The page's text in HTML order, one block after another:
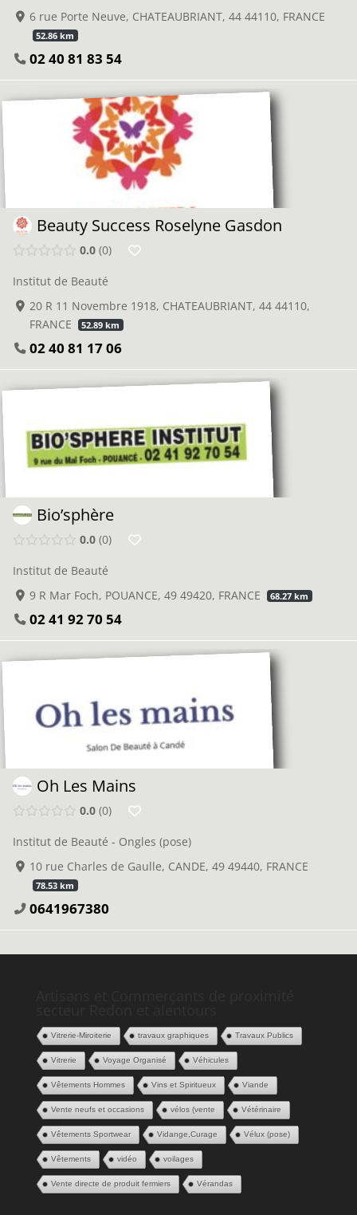
6 rue Porte Neuve, CHATEAUBRIANT, 44 44110, FRANCE
52.86 km
02 40 81 83 54
Beauty Success Roselyne Gasdon
0.0 0
Institut de Beauté
20 R 11 Novembre 1918, CHATEAUBRIANT, 44 44110,
FRANCE
52.89 km
02 40 81 17 06
Bio’sphère
0.0 0
Institut de Beauté
9 R Mar Foch, POUANCE, 49 49420, FRANCE
68.27 km
02 41 92 70 54
Oh Les Mains
0.0 0
Institut de Beauté - Ongles (pose)
10 rue Charles de Gaulle, CANDE, 49 49440, FRANCE
78.53 km
0641967380
Vitrerie-Miroiterie travaux graphiques Travaux Publics
Vitrerie Voyage Organisé Véhicules
Vêtements Hommes Vins et Spiritueux Viande
Vente neufs et occasions vélos (vente Vétérinaire
Vêtements Sportwear Vidange,Curage Vélux (pose)
Vêtements vidéo voilages
Vente directe de produit fermiers Vérandas